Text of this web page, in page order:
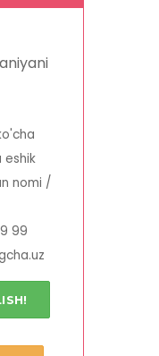
eshik
nomi /
99